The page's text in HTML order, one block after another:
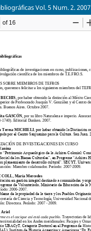
Vol. 5 Num. 2. 2007